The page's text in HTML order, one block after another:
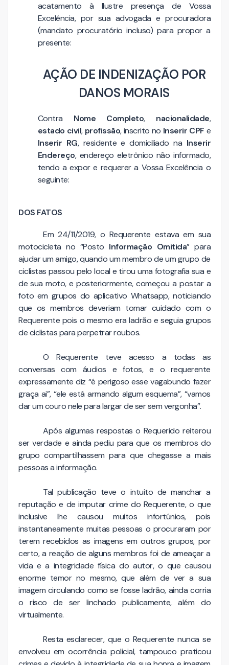
acatamento à Ilustre presença de Vossa
Excelência, por sua advogada e procuradora
(mandato procuratório incluso) para propor a
presente:
AÇÃO DE INDENIZAÇÃO POR
DANOS MORAIS
Contra Nome Completo, nacionalidade,
estado civil, profissão, inscrito no Inserir CPF e
Inserir RG, residente e domiciliado na Inserir
Endereço, endereço eletrônico não informado,
tendo a expor e requerer a Vossa Excelência o
seguinte:
DOS FATOS
Em 24/11/2019, o Requerente estava em sua
motocicleta no “Posto Informação Omitida” para
ajudar um amigo, quando um membro de um grupo de
ciclistas passou pelo local e tirou uma fotografia sua e
de sua moto, e posteriormente, começou a postar a
foto em grupos do aplicativo Whatsapp, noticiando
que os membros deveriam tomar cuidado com o
Requerente pois o mesmo era ladrão e seguia grupos
de ciclistas para perpetrar roubos.
O Requerente teve acesso a todas as
conversas com áudios e fotos, e o requerente
expressamente diz “é perigoso esse vagabundo fazer
graça ai”, “ele está armando algum esquema”, “vamos
dar um couro nele para largar de ser sem vergonha”.
Após algumas respostas o Requerido reiterou
ser verdade e ainda pediu para que os membros do
grupo compartilhassem para que chegasse a mais
pessoas a informação.
Tal publicação teve o intuito de manchar a
reputação e de imputar crime do Requerente, o que
inclusive lhe causou muitos infortúnios, pois
instantaneamente muitas pessoas o procuraram por
terem recebidos as imagens em outros grupos, por
certo, a reação de alguns membros foi de ameaçar a
vida e a integridade física do autor, o que causou
enorme temor no mesmo, que além de ver a sua
imagem circulando como se fosse ladrão, ainda corria
o risco de ser linchado publicamente, além do
virtualmente.
Resta esclarecer, que o Requerente nunca se
envolveu em ocorrência policial, tampouco praticou